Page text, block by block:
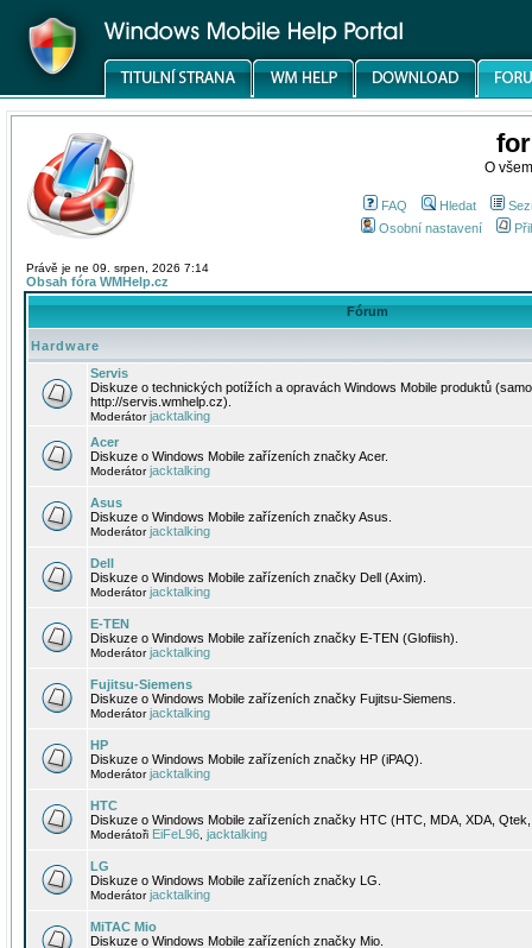
O
FAQ Hledat
Osobní nastavení
Právě je ne 09. srpen, 2026 7:14
Obsah fóra WMHelp.cz
Fórum
Hardware
Servis
Diskuze o technických potížích a opravách Windows Mobile produktů
http://servis.wmhelp.cz).
Moderátorjacktalking
Acer
Diskuze o Windows Mobile zařízeních značky Acer.
Moderátorjacktalking
Asus
Diskuze o Windows Mobile zařízeních značky Asus.
Moderátorjacktalking
Dell
Diskuze o Windows Mobile zařízeních značky Dell (Axim).
Moderátorjacktalking
E-TEN
Diskuze o Windows Mobile zařízeních značky E-TEN (Glofiish).
Moderátorjacktalking
Fujitsu-Siemens
Diskuze o Windows Mobile zařízeních značky Fujitsu-Siemens.
Moderátorjacktalking
HP
Diskuze o Windows Mobile zařízeních značky HP (iPAQ).
Moderátorjacktalking
HTC
Diskuze o Windows Mobile zařízeních značky HTC (HTC, MDA, XDA,
Moderátoři EiFeL96 jacktalking
LG
Diskuze o Windows Mobile zařízeních značky LG.
Moderátorjacktalking
MiTAC Mio
Diskuze o Windows Mobile zařízeních značky Mio.